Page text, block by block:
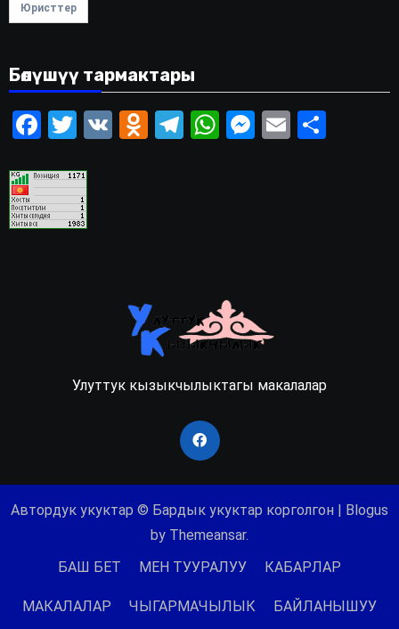
Юристтер
Бөлүшүү тармактары
Facebook
Twitter
VKOdnoklassniki
Telegram
WhatsApp
Messenger
EmailShare
Улуттук кызыкчылыктагы макалалар
Автордук укуктар © Бардык укуктар корголгон | Blogus
by Themeansar.
БАШ БЕТ
МЕН ТУУРАЛУУ КАБАРЛАР
МАКАЛАЛАР ЧЫГАРМАЧЫЛЫК БАЙЛАНЫШУУ